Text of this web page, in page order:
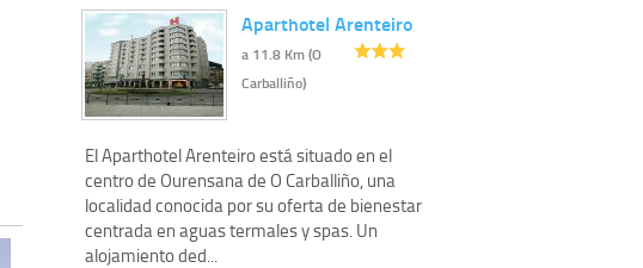
Aparthotel Arenteiro
a 11.8 Km (O
Carballiño)
El Aparthotel Arenteiro está situado en el
centro de Ourensana de O Carballiño, una
localidad conocida por su oferta de bienestar
centrada en aguas termales y spas. Un
alojamiento ded...